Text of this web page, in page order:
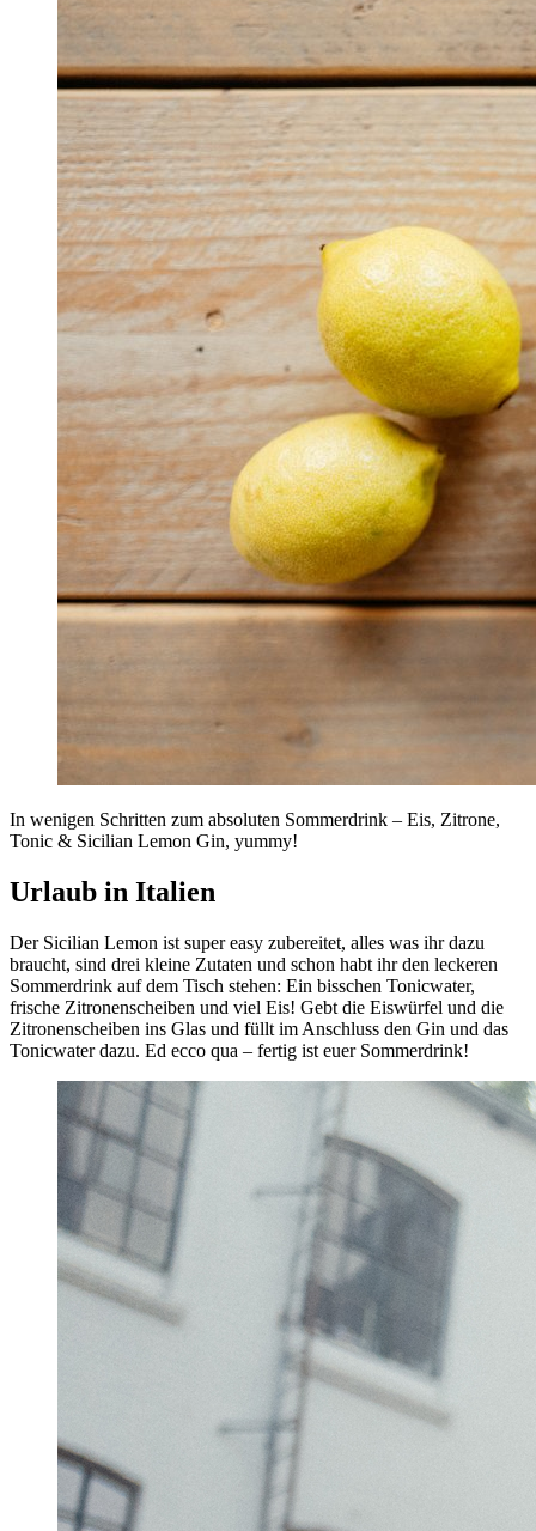
In wenigen Schritten zum absoluten Sommerdrink – Eis, Zitrone,
Tonic & Sicilian Lemon Gin, yummy!
Urlaub in Italien
Der Sicilian Lemon ist super easy zubereitet, alles was ihr dazu
braucht, sind drei kleine Zutaten und schon habt ihr den leckeren
Sommerdrink auf dem Tisch stehen: Ein bisschen Tonicwater,
frische Zitronenscheiben und viel Eis! Gebt die Eiswürfel und die
Zitronenscheiben ins Glas und füllt im Anschluss den Gin und das
Tonicwater dazu. Ed ecco qua – fertig ist euer Sommerdrink!